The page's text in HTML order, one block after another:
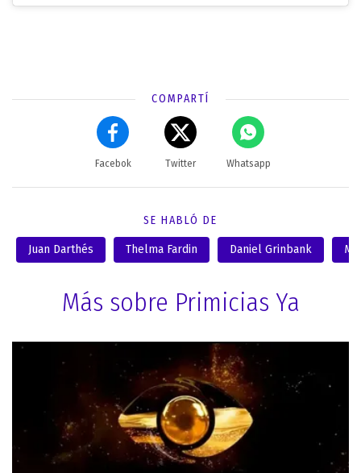
COMPARTÍ
Facebok Twitter Whatsapp
SE HABLÓ DE
Juan Darthés Thelma Fardin Daniel Grinbank
Más sobre Primicias Ya